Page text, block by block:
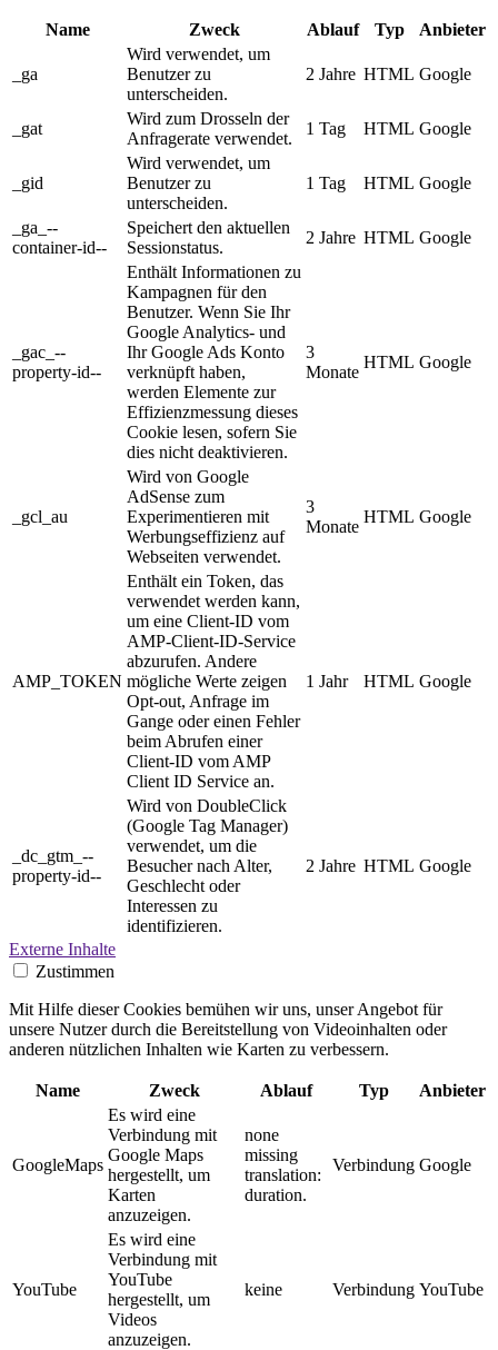
Name Zweck Ablauf Typ Anbieter
_ga
Wird verwendet, um
Benutzer zu
unterscheiden.
2 Jahre HTML Google
_gat
Wird zum Drosseln der
Anfragerate verwendet.
1 Tag HTML Google
_gid
Wird verwendet, um
Benutzer zu
unterscheiden.
1 Tag HTML Google
_ga_--
container-id--
Speichert den aktuellen
Sessionstatus.
2 Jahre HTML Google
_gac_--
property-id--
Enthält Informationen zu
Kampagnen für den
Benutzer. Wenn Sie Ihr
Google Analytics- und
Ihr Google Ads Konto
verknüpft haben,
werden Elemente zur
Effizienzmessung dieses
Cookie lesen, sofern Sie
dies nicht deaktivieren.
3
Monate
HTML Google
_gcl_au
Wird von Google
AdSense zum
Experimentieren mit
Werbungseffizienz auf
Webseiten verwendet.
3
Monate
HTML Google
AMP_TOKEN
Enthält ein Token, das
verwendet werden kann,
um eine Client-ID vom
AMP-Client-ID-Service
abzurufen. Andere
mögliche Werte zeigen
Opt-out, Anfrage im
Gange oder einen Fehler
beim Abrufen einer
Client-ID vom AMP
Client ID Service an.
1 Jahr HTML Google
_dc_gtm_--
property-id--
Wird von DoubleClick
(Google Tag Manager)
verwendet, um die
Besucher nach Alter,
Geschlecht oder
Interessen zu
identifizieren.
2 Jahre HTML Google
Externe Inhalte
Zustimmen
Mit Hilfe dieser Cookies bemühen wir uns, unser Angebot für
unsere Nutzer durch die Bereitstellung von Videoinhalten oder
anderen nützlichen Inhalten wie Karten zu verbessern.
Name Zweck Ablauf Typ Anbieter
GoogleMaps
Es wird eine
Verbindung mit
Google Maps
hergestellt, um
Karten
anzuzeigen.
none
missing
translation:
duration.
Verbindung Google
YouTube
Es wird eine
Verbindung mit
YouTube
hergestellt, um
Videos
anzuzeigen.
keine Verbindung YouTube